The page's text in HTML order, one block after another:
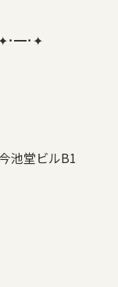
･━･✦
池堂ビルB1